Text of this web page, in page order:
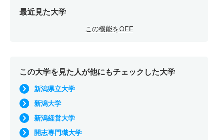
最近見た大学
この機能をOFF
この大学を見た人が他にもチェックした大学
新潟県立大学
新潟大学
新潟経営大学
開志専門職大学